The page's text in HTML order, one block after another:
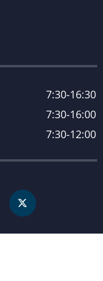
7:30-16:30
7:30-16:00
7:30-12:00